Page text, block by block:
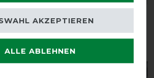
könnten dich auch
ALLE ABLEHNEN
AKZEPTIEREN